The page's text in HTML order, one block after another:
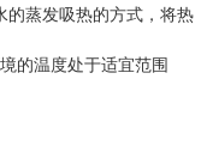
的蒸发吸热的方式，将热
的温度处于适宜范围